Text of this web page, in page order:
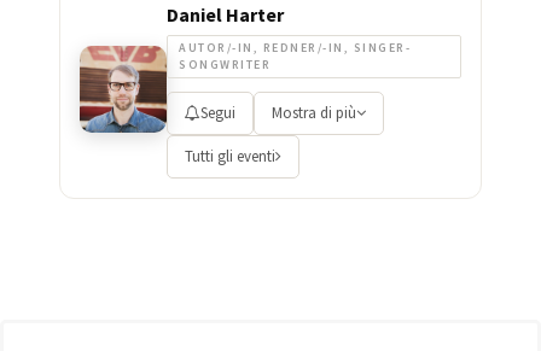
Daniel Harter
AUTOR/-IN, REDNER/-IN, SINGER-
SONGWRITER
Segui Mostra di più
Tutti gli eventi